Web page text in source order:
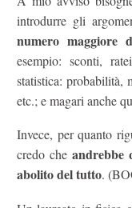
introdurre gli
numero maggiore
esempio: sconti,
statistica: probabilità,
etc.; e magari anche
Invece, per quanto
credo cheandrebbe
abolito del tutto.